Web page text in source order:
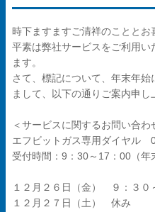
時下ますますご清祥のこととお
平素は弊社サービスをご利用
ます。
さて、標記について、年末年
まして、以下の通りご案内申し
＜サービスに関するお問い合わ
エフビットガス専用ダイヤル
受付時間：9：30～17：00（年
１２月２６日（金） ９：３０
１２月２７日（土） 休み